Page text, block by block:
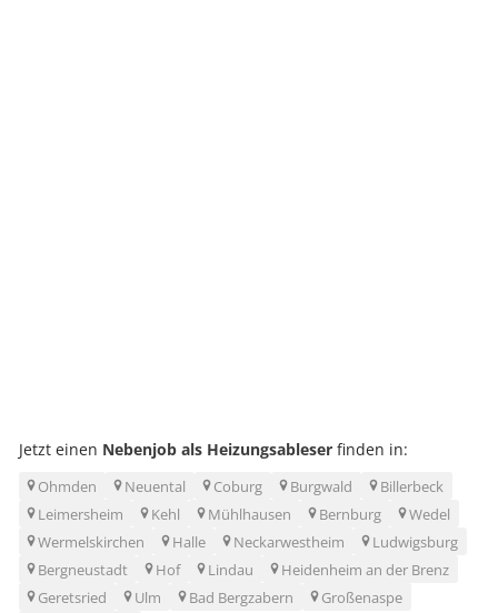
Jetzt einen Nebenjob als Heizungsableser finden in:
Ohmden Neuental Coburg Burgwald
Billerbeck
Leimersheim
Kehl Mühlhausen Bernburg
Wedel
Wermelskirchen
Halle Neckarwestheim
Ludwigsburg
Bergneustadt
Hof Lindau
Heidenheim an der Brenz
Geretsried
Ulm Bad Bergzabern
Großenaspe